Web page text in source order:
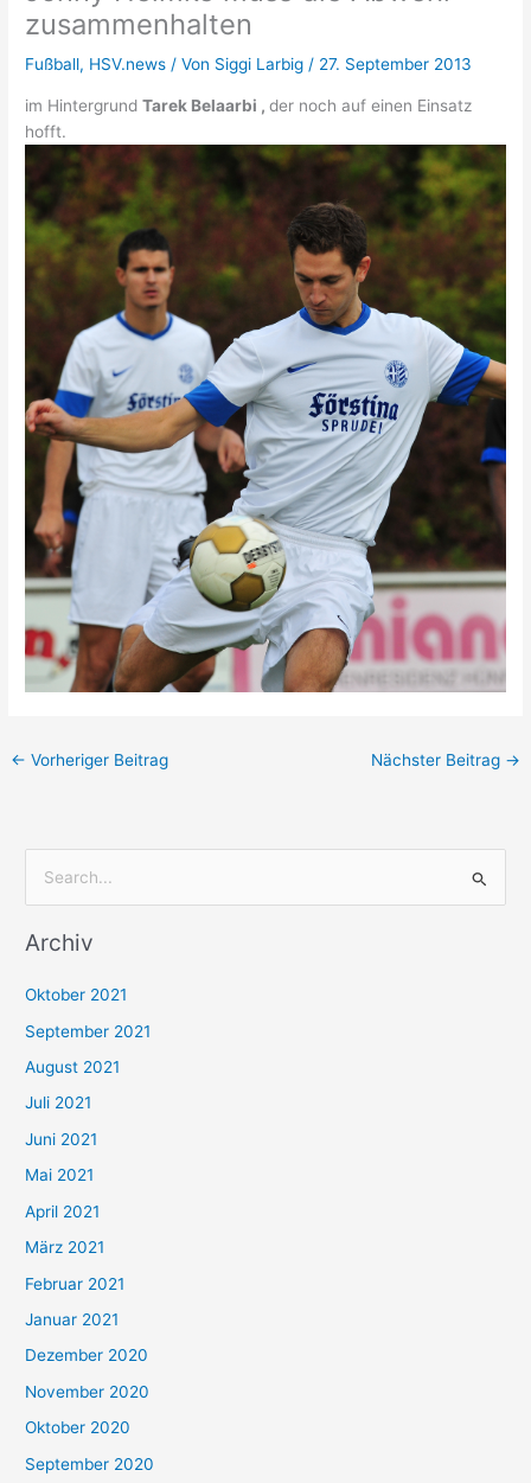
zusammenhalten
Fußball, HSV.news / Von Siggi Larbig / 27. September 2013
im HintergrundTarek Belaarbi ,der noch auf einen Einsatz
hofft.
← Vorheriger Beitrag Nächster Beitrag →
c
n
n
a
c
h
:
Archiv
Oktober 2021
September 2021
August 2021
Juli 2021
Juni 2021
Mai 2021
April 2021
März 2021
Februar 2021
Januar 2021
Dezember 2020
November 2020
Oktober 2020
September 2020